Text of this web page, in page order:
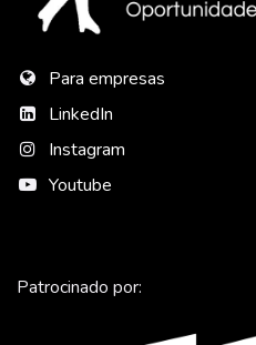
Para empresas
LinkedIn
Instagram
Youtube
Patrocinado por: